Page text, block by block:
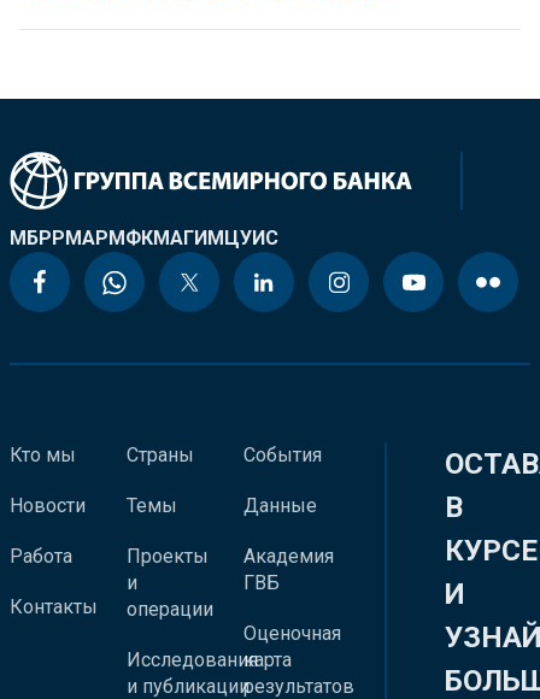
МБРРМАРМФКМАГИМЦУИС
Кто мы
Новости
Работа
Контакты
Страны
Темы
Проекты
и
операции
Исследования
и публикации
События
Данные
Академия
ГВБ
Оценочная
карта
результатов
В
КУРСЕ
И